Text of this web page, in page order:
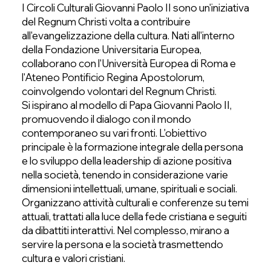
I Circoli Culturali Giovanni Paolo II sono un'iniziativa
del Regnum Christi volta a contribuire
all'evangelizzazione della cultura. Nati all'interno
della Fondazione Universitaria Europea,
collaborano con l'Università Europea di Roma e
l'Ateneo Pontificio Regina Apostolorum,
coinvolgendo volontari del Regnum Christi.
Si ispirano al modello di Papa Giovanni Paolo II,
promuovendo il dialogo con il mondo
contemporaneo su vari fronti. L'obiettivo
principale è la formazione integrale della persona
e lo sviluppo della leadership di azione positiva
nella società, tenendo in considerazione varie
dimensioni intellettuali, umane, spirituali e sociali.
Organizzano attività culturali e conferenze su temi
attuali, trattati alla luce della fede cristiana e seguiti
da dibattiti interattivi. Nel complesso, mirano a
servire la persona e la società trasmettendo
cultura e valori cristiani.